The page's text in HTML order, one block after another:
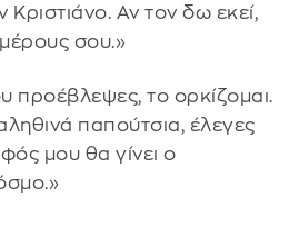
Αν τον δω εκεί,
σου.»
προέβλεψες, το ορκίζομαι.
παπούτσια, έλεγες
μου θα γίνει ο